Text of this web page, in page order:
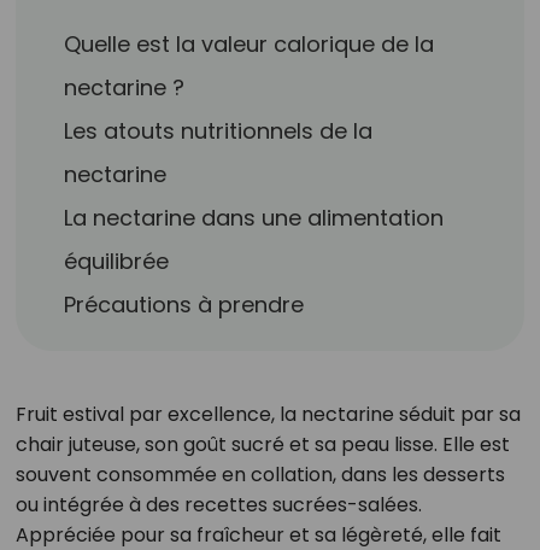
Quelle est la valeur calorique de la
nectarine ?
Les atouts nutritionnels de la
nectarine
La nectarine dans une alimentation
équilibrée
Précautions à prendre
Fruit estival par excellence, la nectarine séduit par sa
chair juteuse, son goût sucré et sa peau lisse. Elle est
souvent consommée en collation, dans les desserts
ou intégrée à des recettes sucrées-salées.
Appréciée pour sa fraîcheur et sa légèreté, elle fait